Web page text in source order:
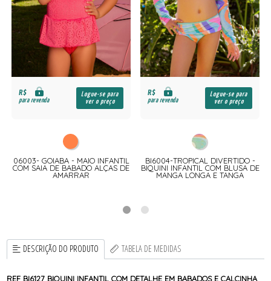
R$
para revenda
Logue-se para
ver o preço
06003- GOIABA - MAIO INFANTIL
COM SAIA DE BABADO ALÇAS DE
AMARRAR
R$
para revenda
Logue-se para
ver o preço
BI6004-TROPICAL DIVERTIDO -
BIQUINI INFANTIL COM BLUSA DE
MANGA LONGA E TANGA
DESCRIÇÃO DO PRODUTO TABELA DE MEDIDAS
REF BI6127 BIQUINI INFANTIL COM DETALHE EM BABADOS E CALCINHA